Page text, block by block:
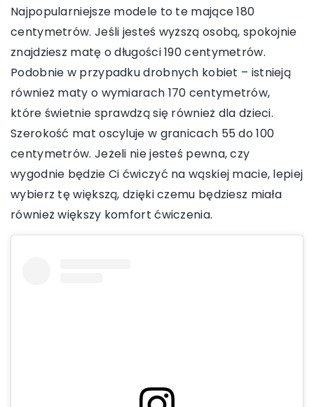
Najpopularniejsze modele to te mające 180
centymetrów. Jeśli jesteś wyższą osobą, spokojnie
znajdziesz matę o długości 190 centymetrów.
Podobnie w przypadku drobnych kobiet – istnieją
również maty o wymiarach 170 centymetrów,
które świetnie sprawdzą się również dla dzieci.
Szerokość mat oscyluje w granicach 55 do 100
centymetrów. Jeżeli nie jesteś pewna, czy
wygodnie będzie Ci ćwiczyć na wąskiej macie, lepiej
wybierz tę większą, dzięki czemu będziesz miała
również większy komfort ćwiczenia.